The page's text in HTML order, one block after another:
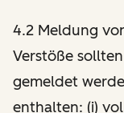
4.2 Meldung
Verstöße
gemeldet
enthalten: (i)